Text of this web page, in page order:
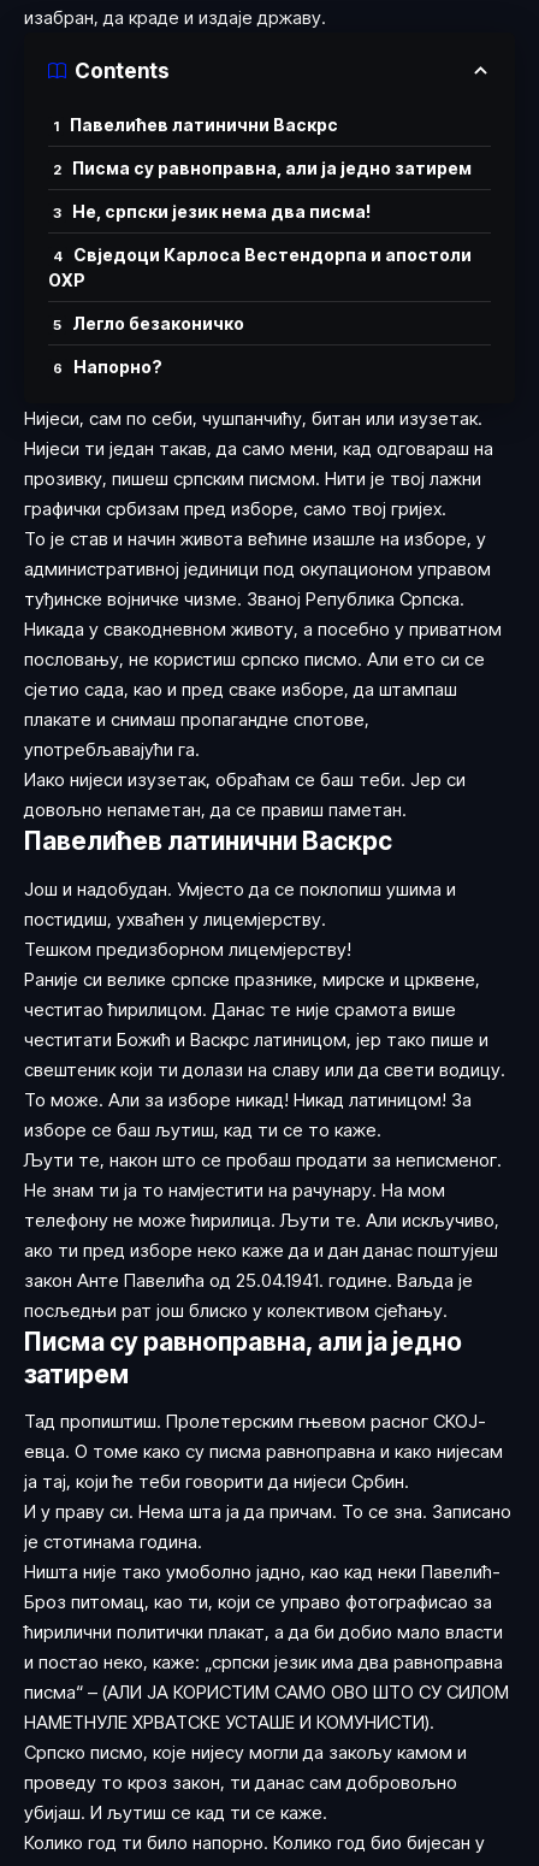
изабран, да краде и издаје државу.
Contents
Павелићев латинични Васкрс
Писма су равноправна, али ја једно затирем
Не, српски језик нема два писма!
Свједоци Карлоса Вестендорпа и апостоли
ОХР
Легло безаконичко
Напорно?
Нијеси, сам по себи, чушпанчићу, битан или изузетак.
Нијеси ти један такав, да само мени, кад одговараш на
прозивку, пишеш српским писмом. Нити је твој лажни
графички србизам пред изборе, само твој гријех.
То је став и начин живота већине изашле на изборе, у
административној јединици под окупационом управом
туђинске војничке чизме. Званој Република Српска.
Никада у свакодневном животу, а посебно у приватном
пословању, не користиш српско писмо. Али ето си се
сјетио сада, као и пред сваке изборе, да штампаш
плакате и снимаш пропагандне спотове,
употребљавајући га.
Иако нијеси изузетак, обраћам се баш теби. Јер си
довољно непаметан, да се правиш паметан.
Павелићев латинични Васкрс
Још и надобудан. Умјесто да се поклопиш ушима и
постидиш, ухваћен у лицемјерству.
Тешком предизборном лицемјерству!
Раније си велике српске празнике, мирске и црквене,
честитао ћирилицом. Данас те није срамота више
честитати Божић и Васкрс латиницом, јер тако пише и
свештеник који ти долази на славу или да свети водицу.
То може. Али за изборе никад! Никад латиницом! За
изборе се баш љутиш, кад ти се то каже.
Љути те, након што се пробаш продати за неписменог.
Не знам ти ја то намјестити на рачунару. На мом
телефону не може ћирилица. Љути те. Али искључиво,
ако ти пред изборе неко каже да и дан данас поштујеш
закон Анте Павелића од 25.04.1941. године. Ваљда је
посљедњи рат још блиско у колективом сјећању.
Писма су равноправна, али ја једно
затирем
Тад пропиштиш. Пролетерским гњевом расног СКОЈ-
евца. О томе како су писма равноправна и како нијесам
ја тај, који ће теби говорити да нијеси Србин.
И у праву си. Нема шта ја да причам. То се зна. Записано
је стотинама година.
Ништа није тако умоболно јадно, као кад неки Павелић-
Броз питомац, као ти, који се управо фотографисао за
ћирилични политички плакат, а да би добио мало власти
и постао неко, каже: „српски језик има два равноправна
писма“ – (АЛИ ЈА КОРИСТИМ САМО ОВО ШТО СУ СИЛОМ
НАМЕТНУЛЕ ХРВАТСКЕ УСТАШЕ И КОМУНИСТИ).
Српско писмо, које нијесу могли да закољу камом и
проведу то кроз закон, ти данас сам добровољно
убијаш. И љутиш се кад ти се каже.
Колико год ти било напорно. Колико год био бијесан у